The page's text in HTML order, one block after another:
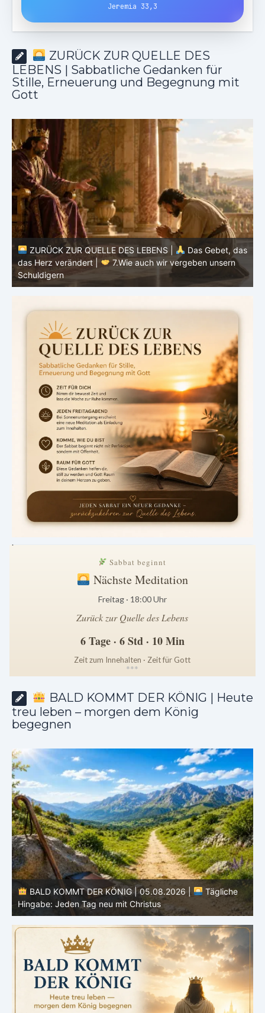
Jeremia 33,3
ZURÜCK ZUR QUELLE DES
LEBENS | Sabbatliche Gedanken für
Stille, Erneuerung und Begegnung mit
Gott
ZURÜCK ZUR QUELLE DES LEBENS |
Das Gebet, das
das Herz verändert |
7.Wie auch wir vergeben unsern
Schuldigern
.
Sabbat beginnt
Nächste Meditation
Freitag · 18:00 Uhr
Zurück zur Quelle des Lebens
6 Tage · 6 Std · 10 Min
Zeit zum Innehalten · Zeit für Gott
***
BALD KOMMT DER KÖNIG | Heute
treu leben – morgen dem König
begegnen
BALD KOMMT DER KÖNIG | 05.08.2026 |
Tägliche
Hingabe: Jeden Tag neu mit Christus